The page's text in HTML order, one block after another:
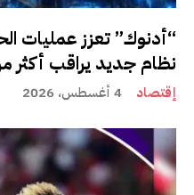
“أدنوك” تعزز عمليات
نظام جديد يراقب أكثر من 120
إقتصاد 4 أغسطس، 2026